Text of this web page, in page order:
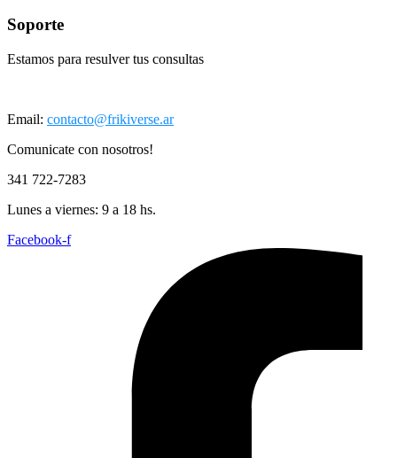
Soporte
Estamos para resulver tus consultas
Email: contacto@frikiverse.ar
Comunicate con nosotros!
341 722-7283
Lunes a viernes: 9 a 18 hs.
Facebook-f